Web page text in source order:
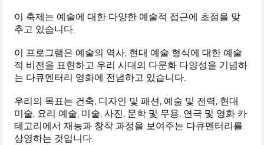
이 축제는 예술에 대한 다양한 예술적 접근에 초점을 맞
추고 있습니다.
이 프로그램은 예술의 역사, 현대 예술 형식에 대한 예술
적 비전을 표현하고 우리 시대의 다문화 다양성을 기념하
는 다큐멘터리 영화에 전념하고 있습니다.
우리의 목표는 건축, 디자인 및 패션, 예술 및 전력, 현대
미술, 요리 예술, 미술, 사진, 문학 및 무용, 연극 및 영화 카
테고리에서 재능과 창작 과정을 보여주는 다큐멘터리를
상영하는 것입니다.